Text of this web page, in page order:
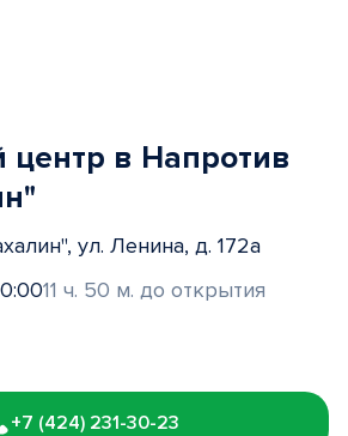
в Напротив
ул. Ленина, д. 172а
11 ч. 50 м. до открытия
+7 (424) 231-30-23